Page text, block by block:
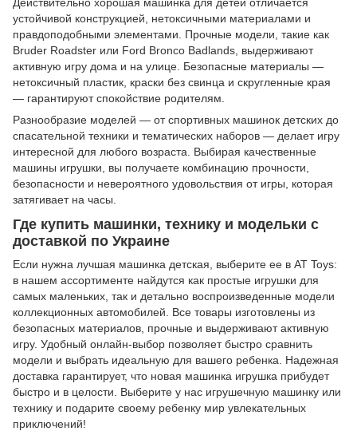
устойчивой конструкцией, нетоксичными материалами и
правдоподобными элементами. Прочные модели, такие как
Bruder Roadster или Ford Bronco Badlands, выдерживают
активную игру дома и на улице. Безопасные материалы —
нетоксичный пластик, краски без свинца и скругленные края
— гарантируют спокойствие родителям.
Разнообразие моделей — от спортивных машинок детских до
спасательной техники и тематических наборов — делает игру
интересной для любого возраста. Выбирая качественные
машины игрушки, вы получаете комбинацию прочности,
безопасности и невероятного удовольствия от игры, которая
затягивает на часы.
Где купить машинки, технику и модельки с
доставкой по Украине
Если нужна лучшая машинка детская, выберите ее в AT Toys:
в нашем ассортименте найдутся как простые игрушки для
самых маленьких, так и детально воспроизведенные модели
коллекционных автомобилей. Все товары изготовлены из
безопасных материалов, прочные и выдерживают активную
игру. Удобный онлайн-выбор позволяет быстро сравнить
модели и выбрать идеальную для вашего ребенка. Надежная
доставка гарантирует, что новая машинка игрушка прибудет
быстро и в целости. Выберите у нас игрушечную машинку или
технику и подарите своему ребенку мир увлекательных
приключений!